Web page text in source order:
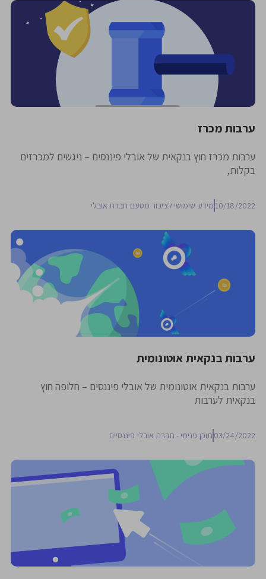
ערבות מכרז
ערבות מכרז חוץ בנקאית של אובלי פיננסים – ניגשים למכרזים
בקלות,
10/18/2022 מידע שימושי לציבור מטעם חברת אובלי
ערבות בנקאית אוטונומית
ערבות בנקאית אוטונומית של אובלי פיננסים – חלופה חוץ
בנקאית לערבות
03/24/2022 תוכן פנימי - חברת אובלי פיננסיים